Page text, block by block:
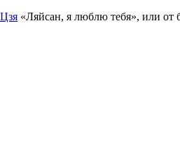
«Ляйсан, я люблю тебя», или от